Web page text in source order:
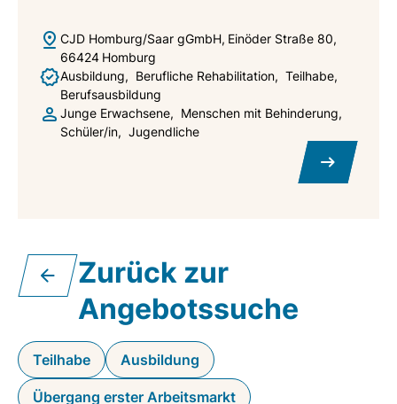
CJD Homburg/Saar gGmbH Einöder Straße 80
66424 Homburg
Ausbildung
Berufliche Rehabilitation
Teilhabe
Berufsausbildung
Junge Erwachsene
Menschen mit Behinderung
Schüler/in
Jugendliche
Zurück zur
Angebotssuche
Teilhabe Ausbildung
Übergang erster Arbeitsmarkt